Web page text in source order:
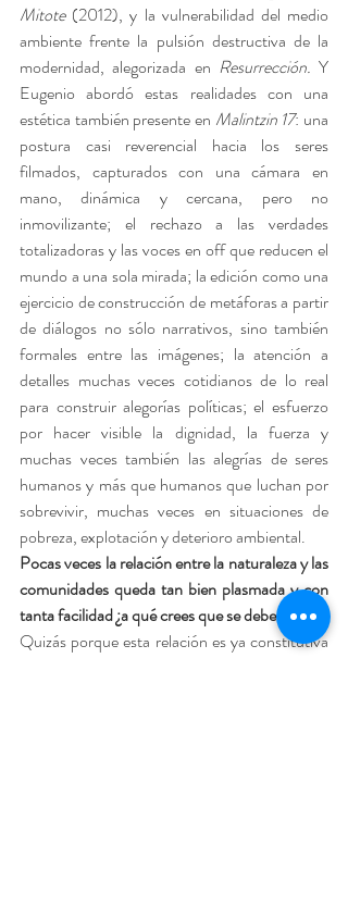
Mitote (2012), y la vulnerabilidad del medio
ambiente frente la pulsión destructiva de la
modernidad, alegorizada en Resurrección. Y
Eugenio abordó estas realidades con una
estética también presente en Malintzin 17: una
postura casi reverencial hacia los seres
filmados, capturados con una cámara en
mano, dinámica y cercana, pero no
inmovilizante; el rechazo a las verdades
totalizadoras y las voces en off que reducen el
mundo a una sola mirada; la edición como una
ejercicio de construcción de metáforas a partir
de diálogos no sólo narrativos, sino también
formales entre las imágenes; la atención a
detalles muchas veces cotidianos de lo real
para construir alegorías políticas; el esfuerzo
por hacer visible la dignidad, la fuerza y
muchas veces también las alegrías de seres
humanos y más que humanos que luchan por
sobrevivir, muchas veces en situaciones de
pobreza, explotación y deterioro ambiental.
Pocas veces la relación entre la naturaleza y las
comunidades queda tan bien plasmada y con
tanta facilidad ¿a qué crees que se debe esto?
Quizás porque esta relación es ya constitutiva